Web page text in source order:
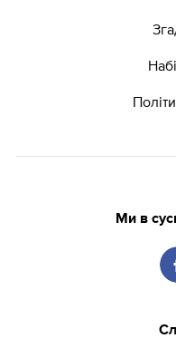
Ми в